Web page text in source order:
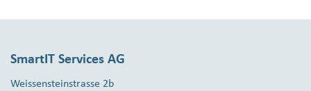
SmartIT Services AG
Weissensteinstrasse 2b